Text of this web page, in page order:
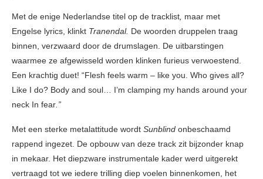
Met de enige Nederlandse titel op de tracklist, maar met
Engelse lyrics, klinkt Tranendal. De woorden druppelen traag
binnen, verzwaard door de drumslagen. De uitbarstingen
waarmee ze afgewisseld worden klinken furieus verwoestend.
Een krachtig duet! “Flesh feels warm – like you. Who gives all?
Like I do? Body and soul… I’m clamping my hands around your
neck In fear.”
Met een sterke metalattitude wordt Sunblind onbeschaamd
rappend ingezet. De opbouw van deze track zit bijzonder knap
in mekaar. Het diepzware instrumentale kader werd uitgerekt
vertraagd tot we iedere trilling diep voelen binnenkomen, het